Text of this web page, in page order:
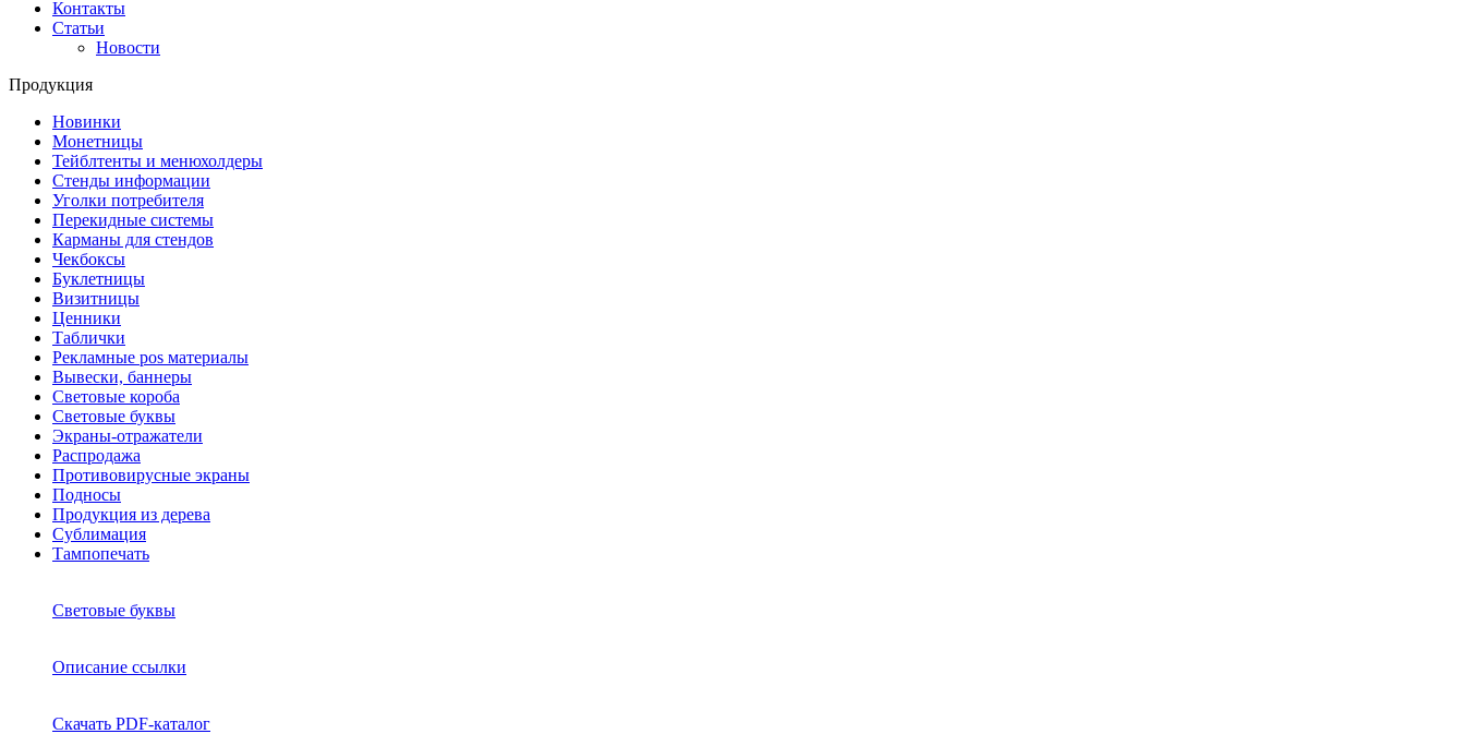
Контакты
Статьи
Новости
Продукция
Новинки
Монетницы
Тейблтенты и менюхолдеры
Стенды информации
Уголки потребителя
Перекидные системы
Карманы для стендов
Чекбоксы
Буклетницы
Визитницы
Ценники
Таблички
Рекламные pos материалы
Вывески, баннеры
Световые короба
Световые буквы
Экраны-отражатели
Распродажа
Противовирусные экраны
Подносы
Продукция из дерева
Сублимация
Тампопечать
Световые буквы
Описание ссылки
Скачать PDF-каталог